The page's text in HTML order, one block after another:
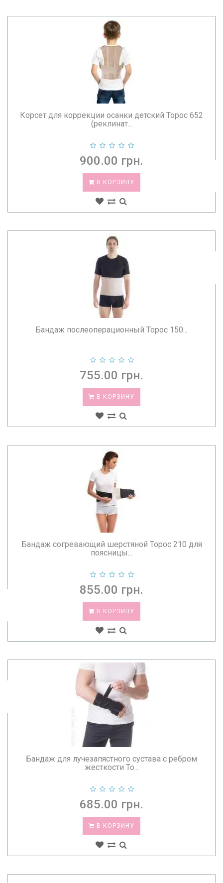
Корсет для коррекции осанки детский Торос 652
(реклинат...
900.00 грн.
В КОРЗИНУ
Бандаж послеоперационный Торос 150...
755.00 грн.
В КОРЗИНУ
Бандаж согревающий шерстяной Торос 210 для
поясницы...
855.00 грн.
В КОРЗИНУ
Бандаж для лучезапястного сустава с ребром
жесткости То...
685.00 грн.
В КОРЗИНУ